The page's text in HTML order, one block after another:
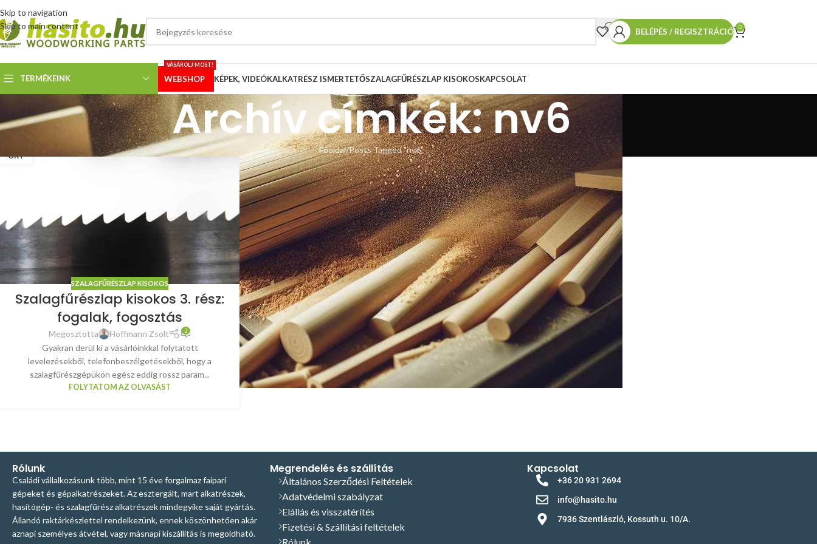
Skip to navigation
Skip to main content
BELÉPÉS / REGISZTRÁCIÓ 0
TERMÉKEINK WEBSHOP
VÁSÁROLJ MOST!
KÉPEK, VIDEÓKALKATRÉSZ ISMERTETŐSZALAGFŰRÉSZLAP KISOKOSKAPCSOLAT
Archív címkék: nv6
Főoldal Posts Tagged "nv6"
OKT
SZALAGFŰRÉSZLAP KISOKOS
Szalagfűrészlap kisokos 3. rész:
fogalak, fogosztás
Megosztotta Hoffmann Zsolt 2
Gyakran derül ki a vásárlóinkkal folytatott
levelezésekből, telefonbeszélgetésekből, hogy a
szalagfűrészgépükön egész eddig rossz param...
FOLYTATOM AZ OLVASÁST
Rólunk
Családi vállalkozásunk több, mint 15 éve forgalmaz faipari
gépeket és gépalkatrészeket. Az esztergált, mart alkatrészek,
hasítógép- és szalagfűrész alkatrészek mindegyike saját gyártás.
Állandó raktárkészlettel rendelkezünk, ennek köszönhetően akár
aznapi személyes átvétel, vagy másnapi kiszállítás is megoldható.
Megrendelés és szállítás
Általános Szerződési Feltételek
Adatvédelmi szabályzat
Elállás és visszatérítés
Fizetési & Szállítási feltételek
Kapcsolat
+36 20 931 2694
info@hasito.hu
7936 Szentlászló, Kossuth u. 10/A.